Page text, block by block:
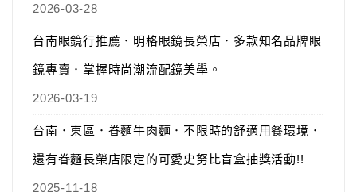
2026-03-28
台南眼鏡行推薦．明格眼鏡長榮店．多款知名品牌眼
鏡專賣．掌握時尚潮流配鏡美學。
2026-03-19
台南．東區．眷麵牛肉麵．不限時的舒適用餐環境．
還有眷麵長榮店限定的可愛史努比盲盒抽獎活動!!
2025-11-18